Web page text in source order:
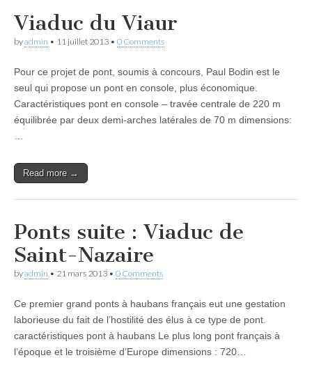
Viaduc du Viaur
byadmin • 11 juillet 2013 • 0 Comments
Pour ce projet de pont, soumis à concours, Paul Bodin est le
seul qui propose un pont en console, plus économique.
Caractéristiques pont en console – travée centrale de 220 m
équilibrée par deux demi-arches latérales de 70 m dimensions:
Read more →
Ponts suite : Viaduc de
Saint-Nazaire
byadmin • 21 mars 2013 • 0 Comments
Ce premier grand ponts à haubans français eut une gestation
laborieuse du fait de l’hostilité des élus à ce type de pont.
caractéristiques pont à haubans Le plus long pont français à
l’époque et le troisième d’Europe dimensions : 720…